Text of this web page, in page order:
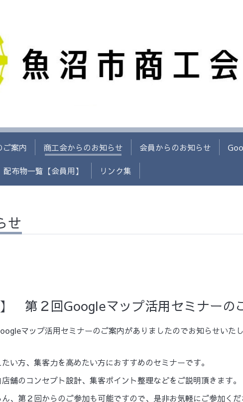
ご案内 商工会からのお知らせ 会員からのお知らせ
配布物一覧【会員用】 リンク集
せ
】 第２回Googleマップ活用セミナーの
マップ活用セミナーのご案内がありましたのでお知らせいた
い方、集客力を高めたい方におすすめのセミナーです。
舗のコンセプト設計、集客ポイント整理などをご説明頂きます。
、第２回からのご参加も可能ですので、是非お気軽にご参加く